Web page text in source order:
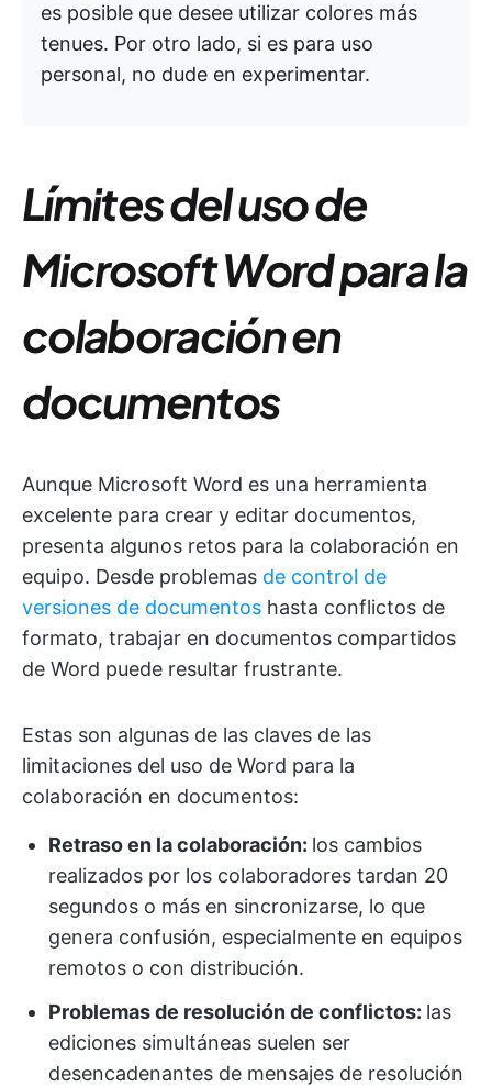
es posible que desee utilizar colores más
tenues. Por otro lado, si es para uso
personal, no dude en experimentar.
Límites del uso de
Microsoft Word para la
colaboración en
documentos
Aunque Microsoft Word es una herramienta
excelente para crear y editar documentos,
presenta algunos retos para la colaboración en
equipo. Desde problemas de control de
versiones de documentos hasta conflictos de
formato, trabajar en documentos compartidos
de Word puede resultar frustrante.
Estas son algunas de las claves de las
limitaciones del uso de Word para la
colaboración en documentos:
Retraso en la colaboración: los cambios
realizados por los colaboradores tardan 20
segundos o más en sincronizarse, lo que
genera confusión, especialmente en equipos
remotos o con distribución.
Problemas de resolución de conflictos: las
ediciones simultáneas suelen ser
desencadenantes de mensajes de resolución